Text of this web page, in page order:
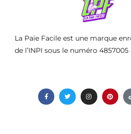
La Paie Facile est une marque
de l’INPI sous le numéro 4857005